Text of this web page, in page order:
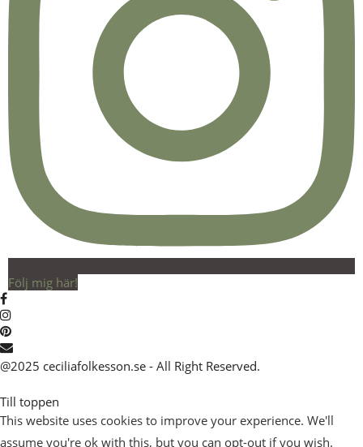
Följ mig här!
@2025 ceciliafolkesson.se - All Right Reserved.
Till toppen
This website uses cookies to improve your experience. We'll
assume you're ok with this, but you can opt-out if you wish.